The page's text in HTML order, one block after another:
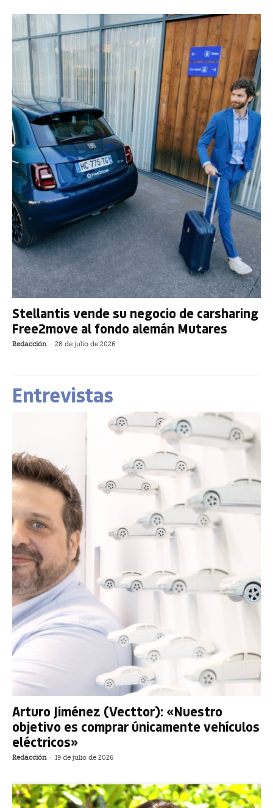
Stellantis vende su negocio de carsharing
Free2move al fondo alemán Mutares
Redacción - 28 de julio de 2026
Entrevistas
Arturo Jiménez (Vecttor): «Nuestro
objetivo es comprar únicamente vehículos
eléctricos»
Redacción - 19 de julio de 2026